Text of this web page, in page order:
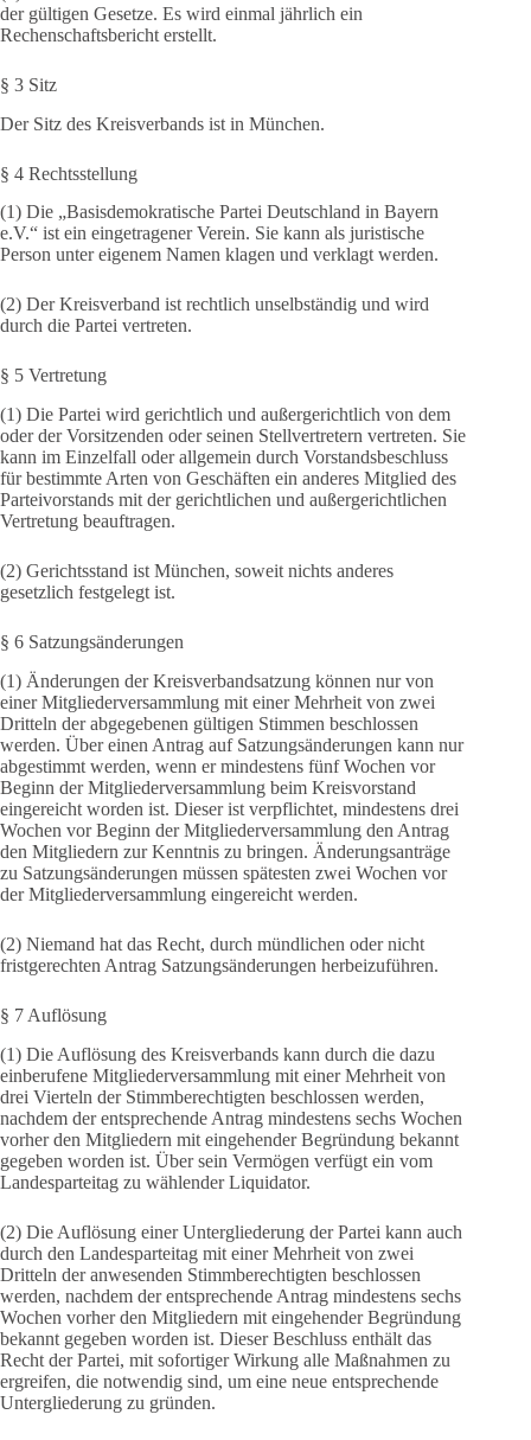
der gültigen Gesetze. Es wird einmal jährlich ein
Rechenschaftsbericht erstellt.
§ 3 Sitz
Der Sitz des Kreisverbands ist in München.
§ 4 Rechtsstellung
(1) Die „Basisdemokratische Partei Deutschland in Bayern
e.V.“ ist ein eingetragener Verein. Sie kann als juristische
Person unter eigenem Namen klagen und verklagt werden.
(2) Der Kreisverband ist rechtlich unselbständig und wird
durch die Partei vertreten.
§ 5 Vertretung
(1) Die Partei wird gerichtlich und außergerichtlich von dem
oder der Vorsitzenden oder seinen Stellvertretern vertreten. Sie
kann im Einzelfall oder allgemein durch Vorstandsbeschluss
für bestimmte Arten von Geschäften ein anderes Mitglied des
Parteivorstands mit der gerichtlichen und außergerichtlichen
Vertretung beauftragen.
(2) Gerichtsstand ist München, soweit nichts anderes
gesetzlich festgelegt ist.
§ 6 Satzungsänderungen
(1) Änderungen der Kreisverbandsatzung können nur von
einer Mitgliederversammlung mit einer Mehrheit von zwei
Dritteln der abgegebenen gültigen Stimmen beschlossen
werden. Über einen Antrag auf Satzungsänderungen kann nur
abgestimmt werden, wenn er mindestens fünf Wochen vor
Beginn der Mitgliederversammlung beim Kreisvorstand
eingereicht worden ist. Dieser ist verpflichtet, mindestens drei
Wochen vor Beginn der Mitgliederversammlung den Antrag
den Mitgliedern zur Kenntnis zu bringen. Änderungsanträge
zu Satzungsänderungen müssen spätesten zwei Wochen vor
der Mitgliederversammlung eingereicht werden.
(2) Niemand hat das Recht, durch mündlichen oder nicht
fristgerechten Antrag Satzungsänderungen herbeizuführen.
§ 7 Auflösung
(1) Die Auflösung des Kreisverbands kann durch die dazu
einberufene Mitgliederversammlung mit einer Mehrheit von
drei Vierteln der Stimmberechtigten beschlossen werden,
nachdem der entsprechende Antrag mindestens sechs Wochen
vorher den Mitgliedern mit eingehender Begründung bekannt
gegeben worden ist. Über sein Vermögen verfügt ein vom
Landesparteitag zu wählender Liquidator.
(2) Die Auflösung einer Untergliederung der Partei kann auch
durch den Landesparteitag mit einer Mehrheit von zwei
Dritteln der anwesenden Stimmberechtigten beschlossen
werden, nachdem der entsprechende Antrag mindestens sechs
Wochen vorher den Mitgliedern mit eingehender Begründung
bekannt gegeben worden ist. Dieser Beschluss enthält das
Recht der Partei, mit sofortiger Wirkung alle Maßnahmen zu
ergreifen, die notwendig sind, um eine neue entsprechende
Untergliederung zu gründen.